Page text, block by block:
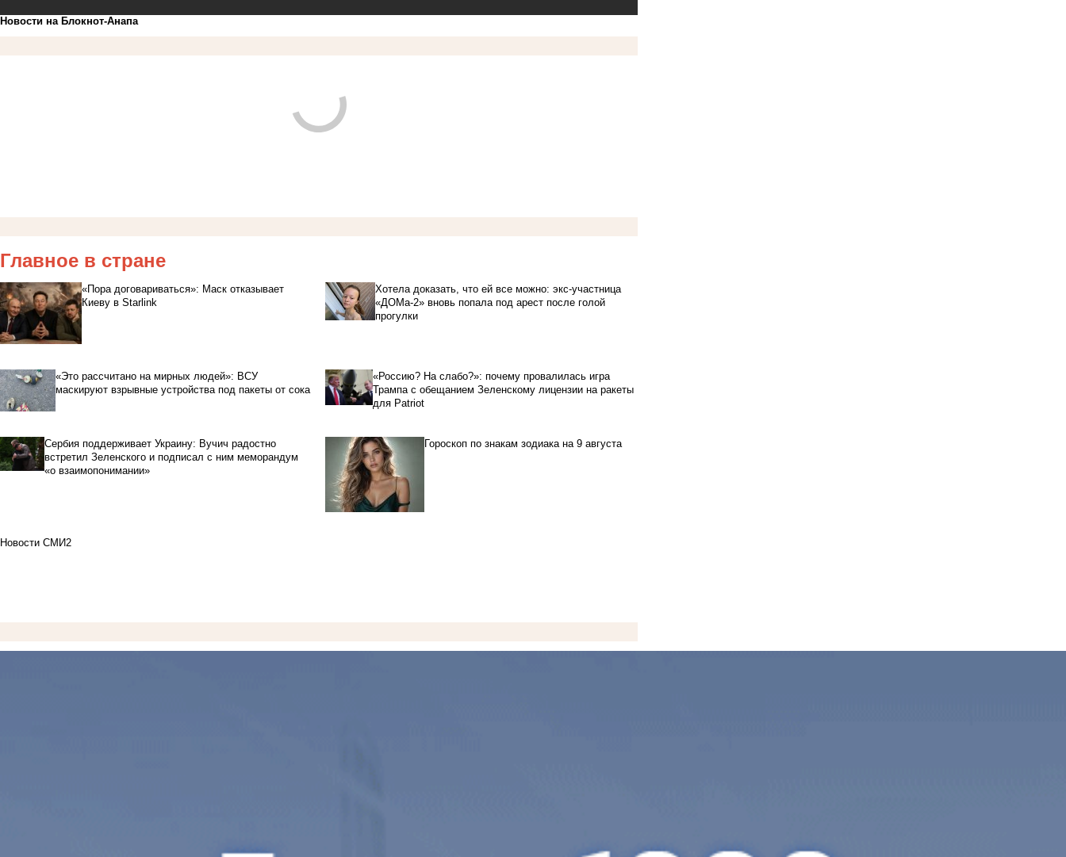
Новости на Блoкнoт-Анапа
Главное в стране
«Пора договариваться»: Маск отказывает
Киеву в Starlink
Хотела доказать, что ей все можно: экс-участница
«ДОМа-2» вновь попала под арест после голой
прогулки
«Это рассчитано на мирных людей»: ВСУ
маскируют взрывные устройства под пакеты от сока
«Россию? На слабо?»: почему провалилась игра
Трампа с обещанием Зеленскому лицензии на ракеты
для Patriot
Сербия поддерживает Украину: Вучич радостно
встретил Зеленского и подписал с ним меморандум
«о взаимопонимании»
Гороскоп по знакам зодиака на 9 августа
Новости СМИ2